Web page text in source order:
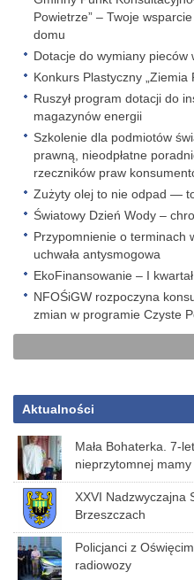
Powietrze” – Twoje
domu
Dotacje do wymiany pieców
Konkurs Plastyczny „Ziemia
Ruszył program dotacji do
magazynów energii
Szkolenie dla podmiotów
prawną, nieodpłatne
rzeczników praw
Zużyty olej to nie odpad —
Światowy Dzień Wody –
Przypomnienie o terminach
uchwała antysmogowa
EkoFinansowanie – I
NFOŚiGW rozpoczyna
zmian w programie Czyste
Aktualności
Mała Bohaterka. 7-
nieprzytomnej mamy
XXVI Nadzwyczajna
Brzeszczach
Policjanci z
radiowozy